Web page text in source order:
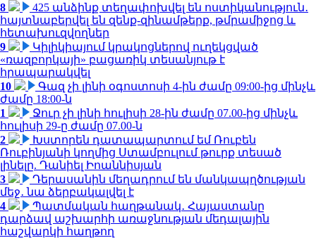
8
425 անձինք տեղափոխվել են ոստիկանություն․
հայտնաբերվել են զենք-զինամթերք, թմրամիջոց և
հետախուզվողներ
9
Կիլիկիայում կրակոցներով ուղեկցված
«ռազբորկայի» բացառիկ տեսանյութ է
հրապարակվել
10
Գազ չի լինի օգոստոսի 4-ին ժամը 09:00-ից մինչև
ժամը 18:00-ն
1
Ջուր չի լինի հուլիսի 28-ին ժամը 07.00-ից մինչև
հուլիսի 29-ը ժամը 07.00-ն
2
Խստորեն դատապարտում եմ Ռուբեն
Ռուբինյանի կողմից Ստամբուլում թուրք տեսած
լինելը. Դանիել Իոաննիսյան
3
Դերասանին մեղադրում են մանկապղծության
մեջ․ նա ձերբակալվել է
4
Պատմական հաղթանակ․ Հայաստանը
դարձավ աշխարհի առաջնության մեդալային
հաշվարկի հաղթող